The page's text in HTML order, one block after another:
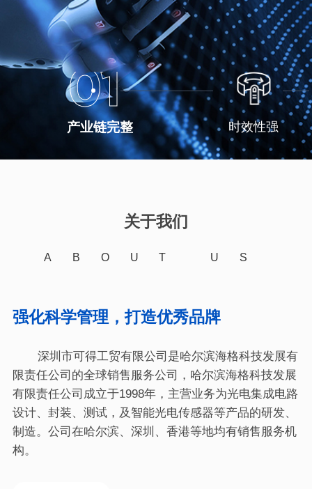
01
产业链完整 时效性强
关于我们
ABOUT US
强化科学管理，打造优秀品牌
深圳市可得工贸有限公司是哈尔滨海格科技发展有
限责任公司的全球销售服务公司，哈尔滨海格科技发展
有限责任公司成立于1998年，主营业务为光电集成电路
设计、封装、测试，及智能光电传感器等产品的研发、
制造。公司在哈尔滨、深圳、香港等地均有销售服务机
构。